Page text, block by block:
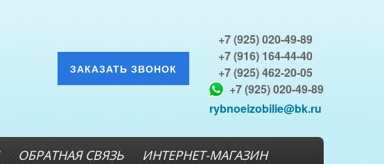
+7 (925) 020-49-89
+7 (916) 164-44-40
+7 (925) 462-20-05
+7 (925) 020-49-89
rybnoeizobilie@bk.ru
ЗАКАЗАТЬ ЗВОНОК
ОБРАТНАЯ СВЯЗЬ ИНТЕРНЕТ-МАГАЗИН